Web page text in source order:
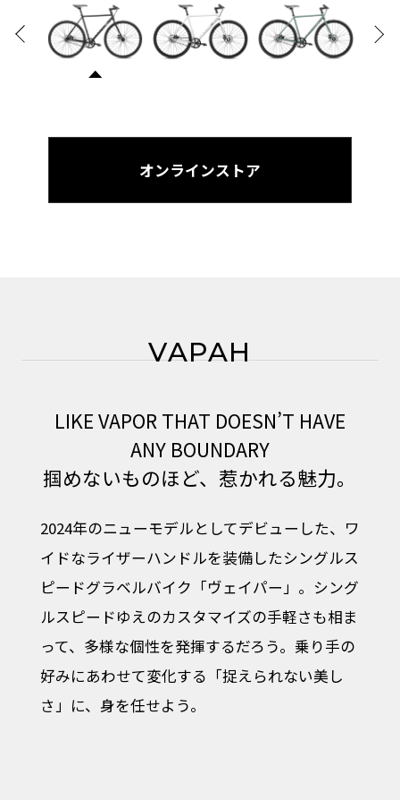
オンラインストア
VAPAH
LIKE VAPOR THAT DOESN’T HAVE
ANY BOUNDARY
掴めないものほど、惹かれる魅力。
2024年のニューモデルとしてデビューした、ワ
イドなライザーハンドルを装備したシングルス
ピードグラベルバイク「ヴェイパー」。シング
ルスピードゆえのカスタマイズの手軽さも相ま
って、多様な個性を発揮するだろう。乗り手の
好みにあわせて変化する「捉えられない美し
さ」に、身を任せよう。